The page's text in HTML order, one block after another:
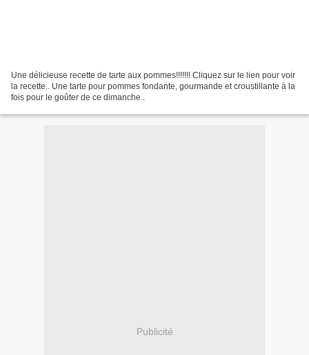
Une délicieuse recette de tarte aux pommes!!!!!!! Cliquez sur le lien pour voir
la recette.. Une tarte pour pommes fondante, gourmande et croustillante à la
fois pour le goûter de ce dimanche..
Publicité